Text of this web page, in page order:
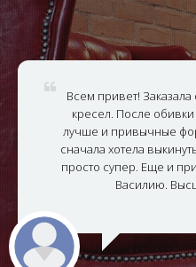
Всем привет!
кресел. После
лучше и привычные
сначала хотела
просто супер. Еще и
Василию.